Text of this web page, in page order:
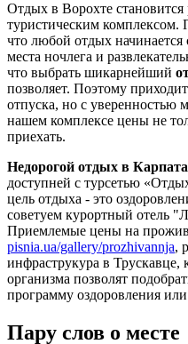
Отдых в Ворохте
туристическим
что любой отдых
места ночлега и
что выбрать шикарнейший
позволяет. Поэтому
отпуска, но с уверенностью
нашем комплексе цены не
приехать.
Недорогой отдых в
доступней с турсетью
цель отдыха - это
советуем курортный отель
Приемлемые цены на
pisnia.ua/gallery/prozhivannja,
инфраструкура в Трускавце,
организма позволят
программу оздоровления
Пару слов о месте